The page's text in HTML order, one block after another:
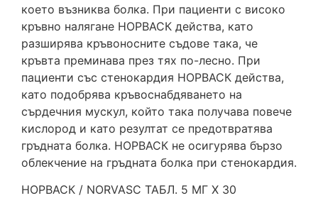
което възниква болка. При пациенти с високо
кръвно налягане НОРВАСК действа, като
разширява кръвоносните съдове така, че
кръвта преминава през тях по-лесно. При
пациенти със стенокардия НОРВАСК действа,
като подобрява кръвоснабдяването на
сърдечния мускул, който така получава повече
кислород и като резултат се предотвратява
гръдната болка. НОРВАСК не осигурява бързо
облекчение на гръдната болка при стенокардия.
НОРВАСК / NORVASС ТАБЛ. 5 МГ Х 30